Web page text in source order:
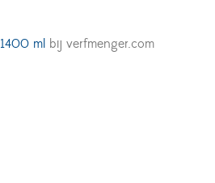
ml bij verfmenger.com